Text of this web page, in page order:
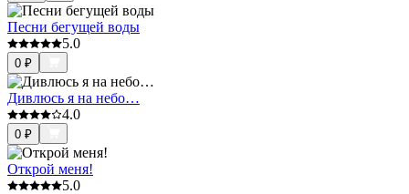
Песни бегущей воды
5.0
0 ₽
Дивлюсь я на небо…
4.0
0 ₽
Открой меня!
5.0